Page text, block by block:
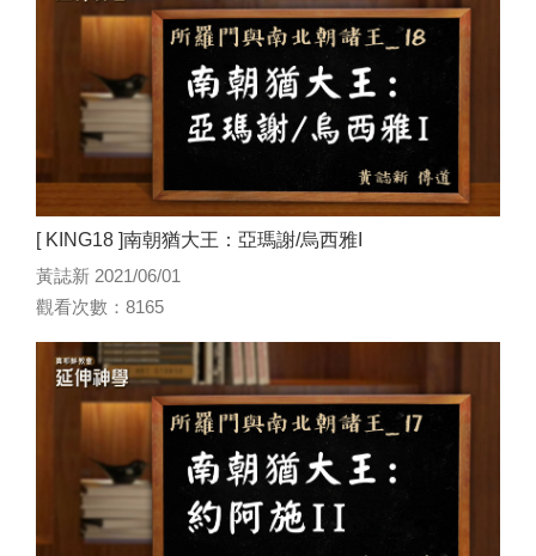
[ KING18 ]南朝猶大王：亞瑪謝/烏西雅I
黃誌新 2021/06/01
觀看次數：8165